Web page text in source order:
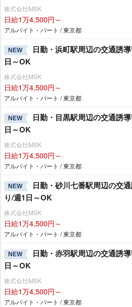
株式会社MSK
日給1万4,500円～
アルバイト・パート / 東京都
NEW
日勤・浜町駅周辺の交通誘
日～OK
株式会社MSK
日給1万4,500円～
アルバイト・パート / 東京都
NEW
日勤・目黒駅周辺の交通誘
日～OK
株式会社MSK
日給1万4,500円～
アルバイト・パート / 東京都
NEW
日勤・砂川七番駅周辺の交
り/週1日～OK
株式会社MSK
日給1万4,500円～
アルバイト・パート / 東京都
NEW
日勤・赤羽駅周辺の交通誘
日～OK
株式会社MSK
日給1万4,500円～
アルバイト・パート / 東京都